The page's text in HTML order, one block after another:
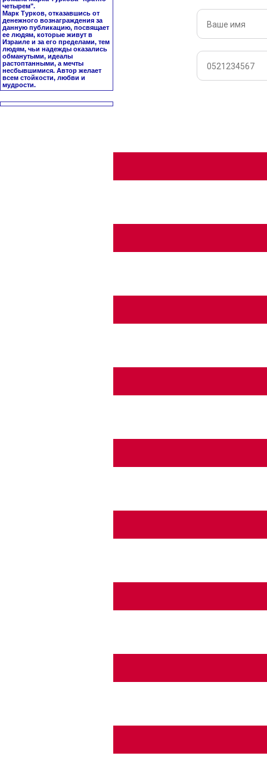
четырем".
Марк Турков, отказавшись от
денежного вознаграждения за
данную публикацию, посвящает
ее людям, которые живут в
Израиле и за его пределами, тем
людям, чьи надежды оказались
обманутыми, идеалы
растоптанными, а мечты
несбывшимися. Автор желает
всем стойкости, любви и
мудрости.